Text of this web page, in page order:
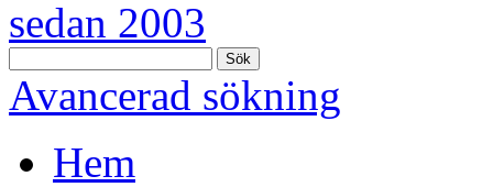
Sök
Avancerad sökning
Hem